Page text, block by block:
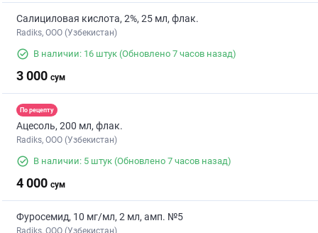
Салициловая кислота, 2%, 25 мл, флак.
Radiks, ООО (Узбекистан)
В наличии: 16 штук (Обновлено 7 часов назад)
3 000 сум
По рецепту
Ацесоль, 200 мл, флак.
Radiks, ООО (Узбекистан)
В наличии: 5 штук (Обновлено 7 часов назад)
4 000 сум
Фуросемид, 10 мг/мл, 2 мл, амп. №5